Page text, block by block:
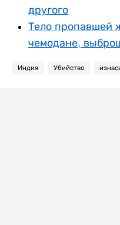
другого
Тело пропавшей
чемодане,
Индия Убийство